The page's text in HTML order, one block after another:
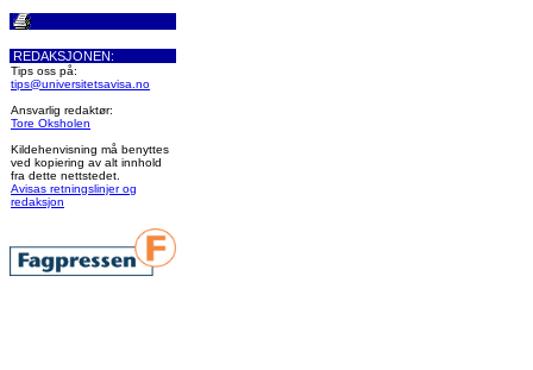
REDAKSJONEN:
Tips oss på:
tips@universitetsavisa.no
Ansvarlig redaktør:
Tore Oksholen
Kildehenvisning må benyttes
ved kopiering av alt innhold
fra dette nettstedet.
Avisas retningslinjer og
redaksjon